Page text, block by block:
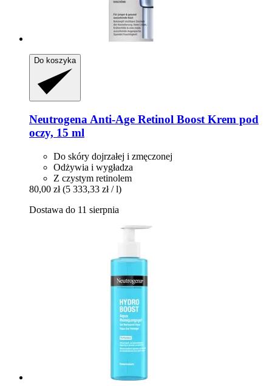
Do koszyka
Neutrogena Anti-​Age Retinol Boost Krem pod
oczy, 15 ml
Do skóry dojrzałej i zmęczonej
Odżywia i wygładza
Z czystym retinolem
80,00 zł (5 333,33 zł / l)
Dostawa do 11 sierpnia